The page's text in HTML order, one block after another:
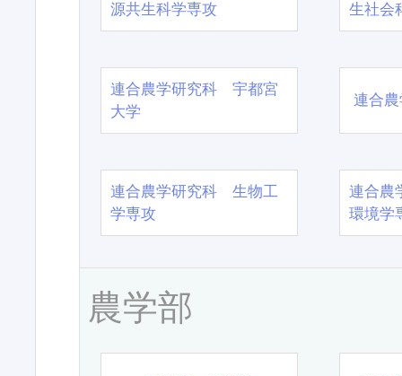
源共生科学専攻
生社会
連合農学研究科 宇都宮
大学
連合
連合農学研究科 生物工
学専攻
連合農
環境学
農学部